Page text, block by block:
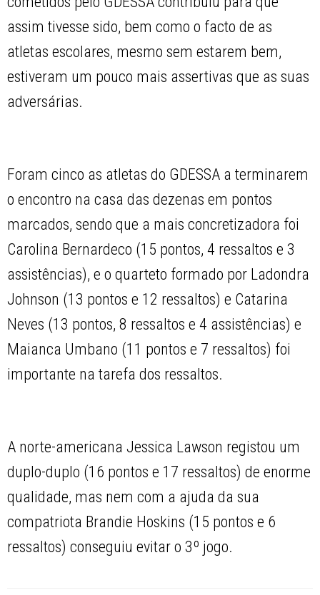
assim tivesse sido, bem como o facto de as
atletas escolares, mesmo sem estarem bem,
estiveram um pouco mais assertivas que as suas
adversárias.
Foram cinco as atletas do GDESSA a terminarem
o encontro na casa das dezenas em pontos
marcados, sendo que a mais concretizadora foi
Carolina Bernardeco (15 pontos, 4 ressaltos e 3
assistências), e o quarteto formado por Ladondra
Johnson (13 pontos e 12 ressaltos) e Catarina
Neves (13 pontos, 8 ressaltos e 4 assistências) e
Maianca Umbano (11 pontos e 7 ressaltos) foi
importante na tarefa dos ressaltos.
A norte-americana Jessica Lawson registou um
duplo-duplo (16 pontos e 17 ressaltos) de enorme
qualidade, mas nem com a ajuda da sua
compatriota Brandie Hoskins (15 pontos e 6
ressaltos) conseguiu evitar o 3º jogo.